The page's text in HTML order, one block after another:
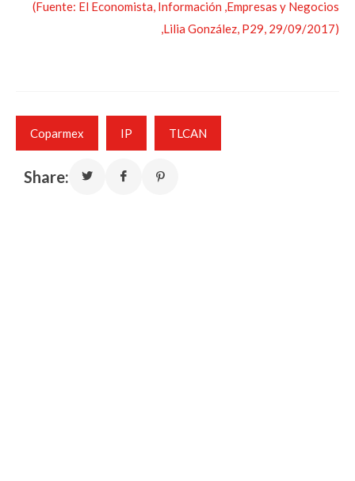
(Fuente: El Economista, Información ,Empresas y Negocios
,Lilia González, P29, 29/09/2017)
Coparmex IP TLCAN
Share: